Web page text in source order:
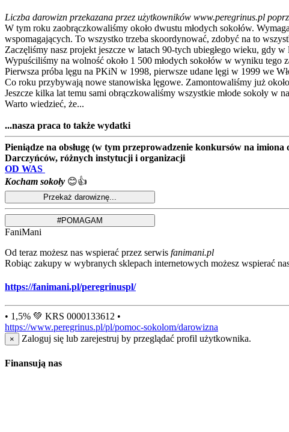
Liczba darowizn przekazana przez użytkowników www.peregrinus.pl
W tym roku zaobrączkowaliśmy około dwustu młodych sokołów.
wspomagających. To wszystko trzeba skoordynować, zdobyć na to
Zaczęliśmy nasz projekt jeszcze w latach 90-tych ubiegłego wieku, gdy w
Wypuściliśmy na wolność około 1 500 młodych sokołów w wyniku tego
Pierwsza próba lęgu na PKiN w 1998, pierwsze udane lęgi w 1999 we
Co roku przybywają nowe stanowiska lęgowe. Zamontowaliśmy już
Jeszcze kilka lat temu sami obrączkowaliśmy wszystkie młode sokoły
Warto wiedzieć, że...
...nasza praca to także wydatki
Pieniądze na obsługę (w tym przeprowadzenie konkursów na
Darczyńców, różnych instytucji i organizacji
OD WAS
Kocham sokoły 😊👍
FaniMani
Od teraz możesz nas wspierać przez serwis fanimani.pl
Robiąc zakupy w wybranych sklepach internetowych możesz wspierać
https://fanimani.pl/peregrinuspl/
• 1,5% 💚 KRS 0000133612 •
https://www.peregrinus.pl/pl/pomoc-sokolom/darowizna
× Zaloguj się lub zarejestruj by przeglądać profil użytkownika.
Finansują nas